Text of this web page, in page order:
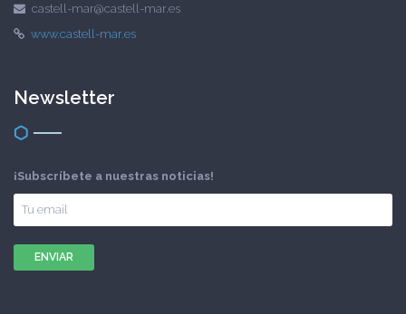
castell-mar@castell-mar.es
www.castell-mar.es
Newsletter
¡Subscríbete a nuestras noticias!